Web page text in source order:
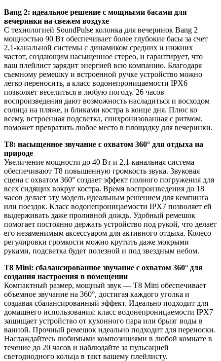
Bang 2: идеальное решение с мощными басами для
вечеринки на свежем воздухе
С технологией SoundPulse колонка для вечеринок Bang 2
мощностью 90 Вт обеспечивает более глубокие басы за счет
2,1-канальной системы с динамиком средних и нижних
частот, создающим насыщенное стерео, и гарантирует, что
ваш плейлист зарядит энергией всю компанию. Благодаря
съемному ремешку и встроенной ручке устройство можно
легко переносить, а класс водонепроницаемости IPX6
позволяет веселиться в любую погоду. 26 часов
воспроизведения дают возможность насладиться и восходом
солнца на пляже, и бликами костра в конце дня. Плюс ко
всему, встроенная подсветка, синхронизованная с ритмом,
поможет превратить любое место в площадку для вечеринки.
T8: насыщенное звучание с охватом 360° для отдыха на
природе
Увеличение мощности до 40 Вт и 2,1-канальная система
обеспечивают T8 повышенную громкость звука. Звуковая
сцена с охватом 360° создает эффект полного погружения для
всех сидящих вокруг костра. Время воспроизведения до 18
часов делает эту модель идеальным решением для кемпинга
или поездок. Класс водонепроницаемости IPX7 позволяет ей
выдерживать даже проливной дождь. Удобный ремешок
помогает постоянно держать устройство под рукой, что делает
его незаменимым аксессуаром для активного отдыха. Колесо
регулировки громкости можно крутить даже мокрыми
руками, подсветка будет полезной и под звездным небом.
T8 Mini: сбалансированное звучание с охватом 360° для
создания настроения в помещении
Компактный размер, мощный звук — T8 Mini обеспечивает
объемное звучание на 360°, достигая каждого уголка и
создавая сбалансированный эффект. Идеально подходит для
домашнего использования: класс водонепроницаемости IPX7
защищает устройство от кухонного пара или брызг воды в
ванной. Прочный ремешок идеально подходит для переноски.
Наслаждайтесь любимыми композициями в любой комнате в
течение до 20 часов и наблюдайте за пульсацией
светодиодного кольца в такт вашему плейлисту.